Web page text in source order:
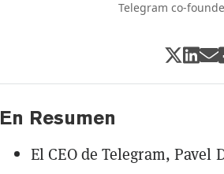
Telegram co-
En Resumen
El CEO de Telegram,